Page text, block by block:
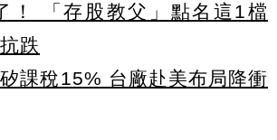
！ 「存股教父」點名這1檔
跌
課稅15% 台廠赴美布局降衝